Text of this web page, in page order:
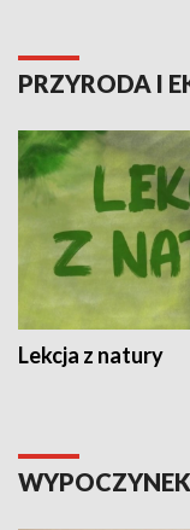
PRZYRODA I
Lekcja z natury